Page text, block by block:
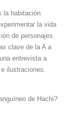
la habitación
la vida
de personajes
clave de la A a
entrevista a
ilustraciones.
de Hachi?